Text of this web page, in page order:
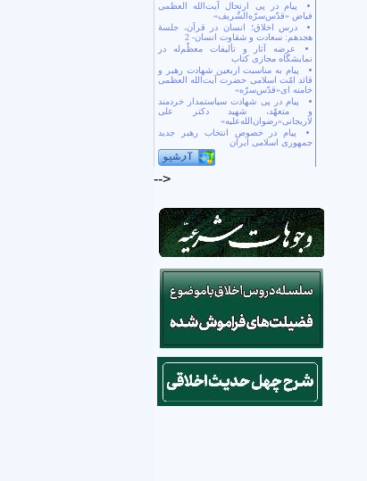
پیام در پی ارتحال آیت‌الله العظمی
فیاض «قدّس‌سرّه‌الشّریف»
درس اخلاق؛ انسان در قرآن، جلسۀ
هجدهم: سعادت و شقاوت انسان- 2
عرضه آثار و تألیفات معظّم‌له در
نمایشگاه مجازی کتاب
پیام به مناسبت اربعین شهادت رهبر و
قائد امّت اسلامی حضرت آیت‌الله العظمی
خامنه ای«قدّس‌سرّه»
پیام در پی شهادت سیاستمدار خردمند
و متعهّد، شهید دکتر علی
لاریجانی«رضوان‌الله‌علیه»
پیام در خصوص انتخاب رهبر جدید
جمهوری اسلامی ایران
-->